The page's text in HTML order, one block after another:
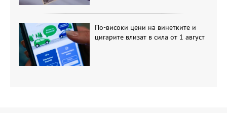
По-високи цени на винетките и
цигарите влизат в сила от 1 август